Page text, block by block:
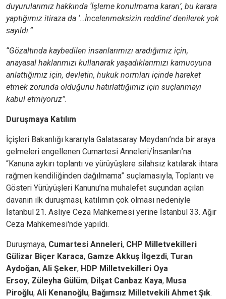
duyurularımız hakkında ‘İşleme konulmama kararı’, bu karara
yaptığımız itiraza da ‘…İncelenmeksizin reddine’ denilerek yok
sayıldı.”
“Gözaltında kaybedilen insanlarımızı aradığımız için,
anayasal haklarımızı kullanarak yaşadıklarımızı kamuoyuna
anlattığımız için, devletin, hukuk normları içinde hareket
etmek zorunda olduğunu hatırlattığımız için suçlanmayı
kabul etmiyoruz”.
Duruşmaya Katılım
İçişleri Bakanlığı kararıyla Galatasaray Meydanı’nda bir araya
gelmeleri engellenen Cumartesi Anneleri/İnsanları’na
“Kanuna aykırı toplantı ve yürüyüşlere silahsız katılarak ihtara
rağmen kendiliğinden dağılmama” suçlamasıyla, Toplantı ve
Gösteri Yürüyüşleri Kanunu’na muhalefet suçundan açılan
davanın ilk duruşması, katılımın çok olması nedeniyle
İstanbul 21. Asliye Ceza Mahkemesi yerine İstanbul 33. Ağır
Ceza Mahkemesi'nde yapıldı.
Duruşmaya, Cumartesi Anneleri, CHP Milletvekilleri
Gülizar Biçer Karaca, Gamze Akkuş İlgezdi, Turan
Aydoğan, Ali Şeker; HDP Milletvekilleri Oya
Ersoy, Züleyha Gülüm, Dilşat Canbaz Kaya, Musa
Piroğlu, Ali Kenanoğlu, Bağımsız Milletvekili Ahmet Şık.